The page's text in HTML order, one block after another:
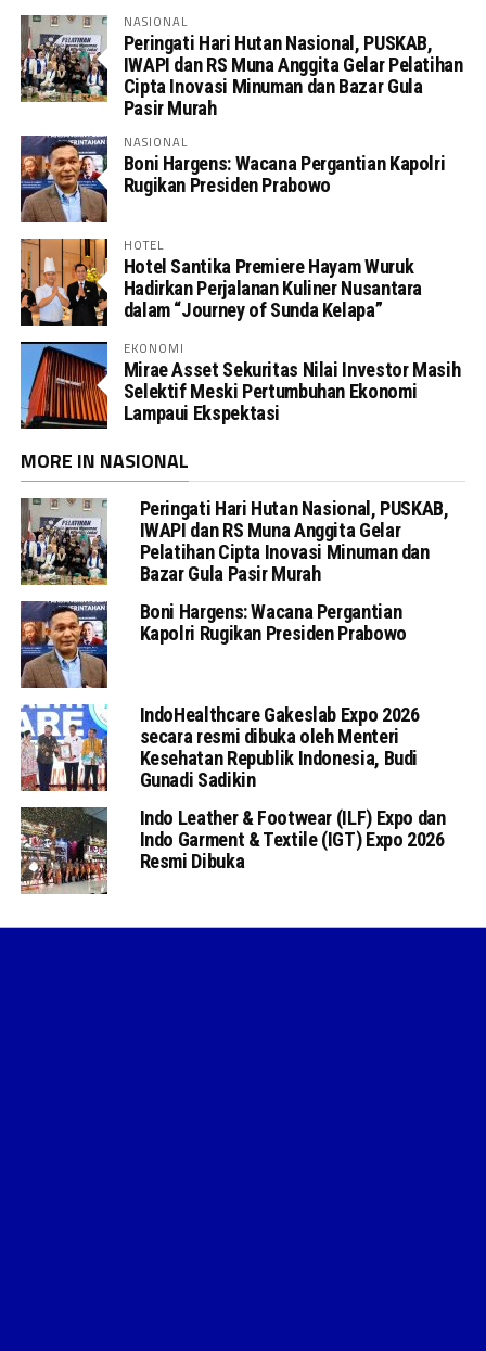
NASIONAL
Peringati Hari Hutan Nasional, PUSKAB,
IWAPI dan RS Muna Anggita Gelar Pelatihan
Cipta Inovasi Minuman dan Bazar Gula
Pasir Murah
NASIONAL
Boni Hargens: Wacana Pergantian Kapolri
Rugikan Presiden Prabowo
HOTEL
Hotel Santika Premiere Hayam Wuruk
Hadirkan Perjalanan Kuliner Nusantara
dalam “Journey of Sunda Kelapa”
EKONOMI
Mirae Asset Sekuritas Nilai Investor Masih
Selektif Meski Pertumbuhan Ekonomi
Lampaui Ekspektasi
MORE IN NASIONAL
Peringati Hari Hutan Nasional, PUSKAB,
IWAPI dan RS Muna Anggita Gelar
Pelatihan Cipta Inovasi Minuman dan
Bazar Gula Pasir Murah
Boni Hargens: Wacana Pergantian
Kapolri Rugikan Presiden Prabowo
IndoHealthcare Gakeslab Expo 2026
secara resmi dibuka oleh Menteri
Kesehatan Republik Indonesia, Budi
Gunadi Sadikin
Indo Leather & Footwear (ILF) Expo dan
Indo Garment & Textile (IGT) Expo 2026
Resmi Dibuka